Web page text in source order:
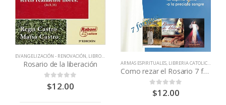
MARÍA
EVANGELIZACIÓN - RENOVACIÓN, LIBROS QUE CAMBIAN VIDAS
Rosario de la liberación
out of 5
$12.00
ARMAS ESPIRITUALES LIBRERIA CATOLICA
Como rezar el Rosario 7 formas
out of 5
$12.00